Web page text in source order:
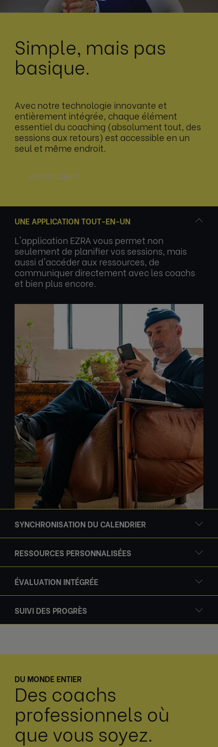
Simple, mais pas
basique.
Avec notre technologie innovante et
entièrement intégrée, chaque élément
essentiel du coaching (absolument tout, des
sessions aux retours) est accessible en un
seul et même endroit.
Accès client
UNE APPLICATION TOUT-EN-UN
L'application EZRA vous permet non
seulement de planifier vos sessions, mais
aussi d'accéder aux ressources, de
communiquer directement avec les coachs
et bien plus encore.
SYNCHRONISATION DU CALENDRIER
RESSOURCES PERSONNALISÉES
ÉVALUATION INTÉGRÉE
SUIVI DES PROGRÈS
DU MONDE ENTIER
Des coachs
professionnels où
que vous soyez.